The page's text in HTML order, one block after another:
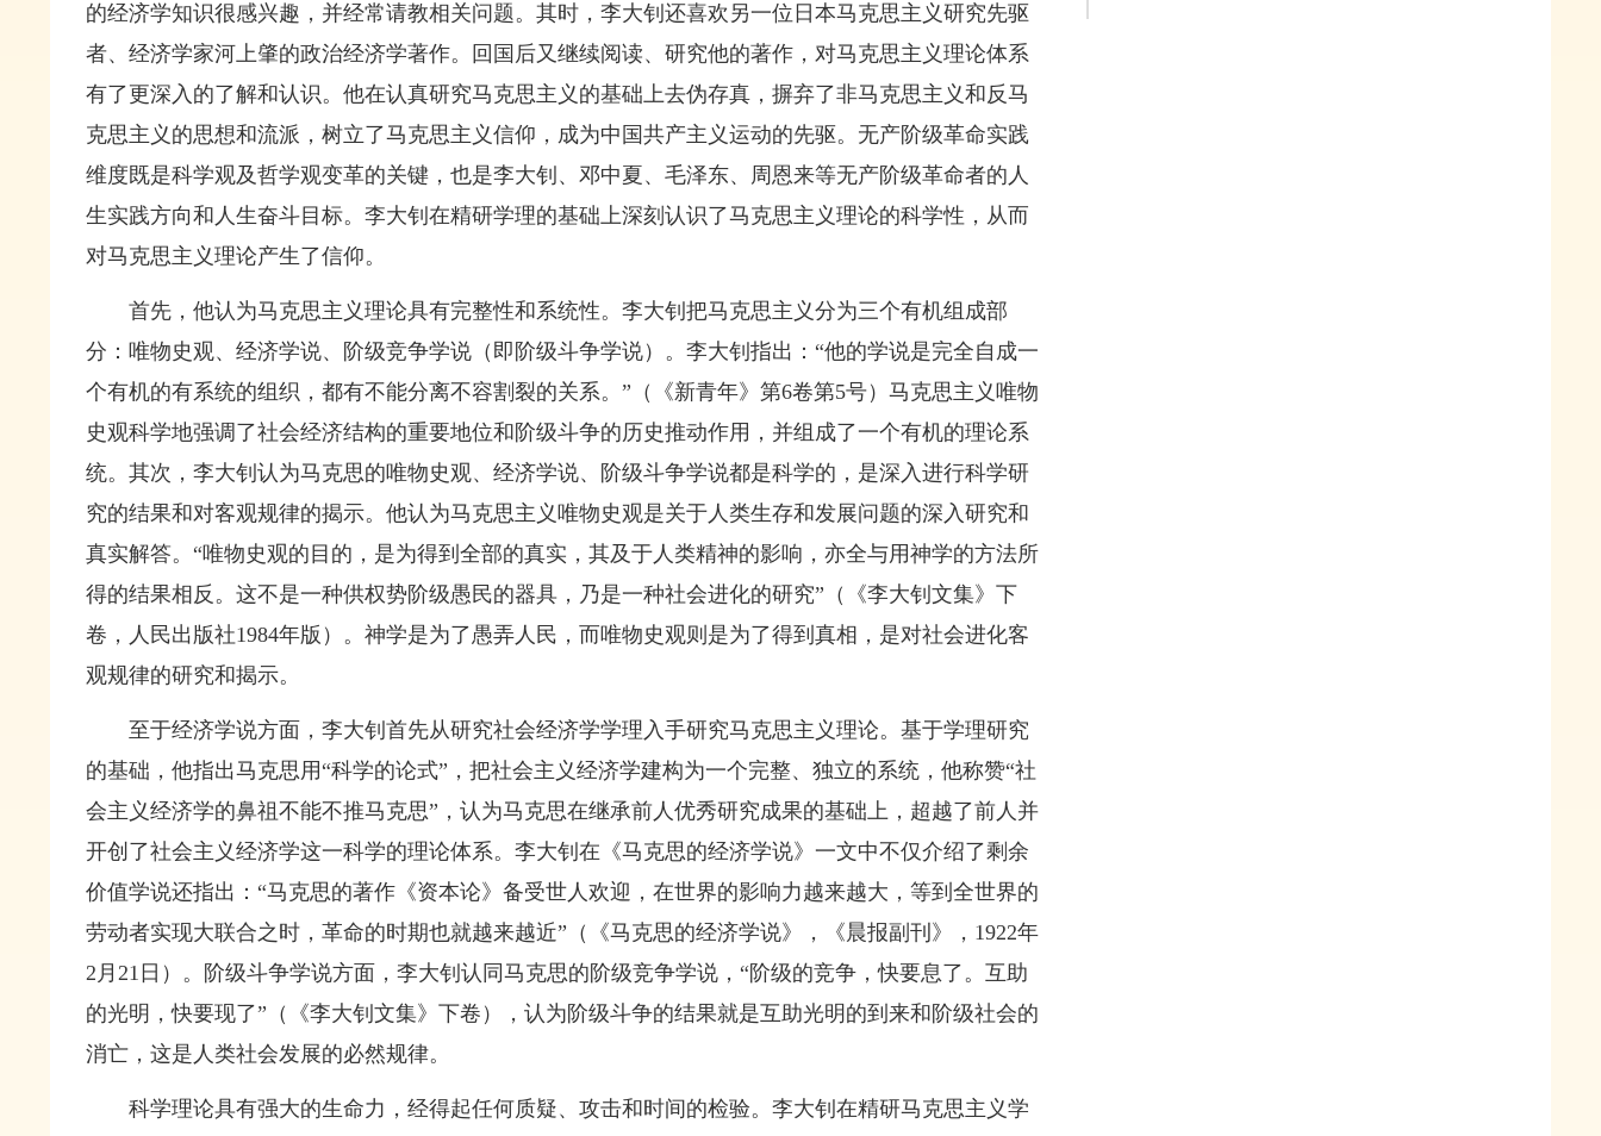
的经济学知识很感兴趣，并经常请教相关问题。其时，李大钊还喜欢另一位日本马克思主义研究先驱
者、经济学家河上肇的政治经济学著作。回国后又继续阅读、研究他的著作，对马克思主义理论体系
有了更深入的了解和认识。他在认真研究马克思主义的基础上去伪存真，摒弃了非马克思主义和反马
克思主义的思想和流派，树立了马克思主义信仰，成为中国共产主义运动的先驱。无产阶级革命实践
维度既是科学观及哲学观变革的关键，也是李大钊、邓中夏、毛泽东、周恩来等无产阶级革命者的人
生实践方向和人生奋斗目标。李大钊在精研学理的基础上深刻认识了马克思主义理论的科学性，从而
对马克思主义理论产生了信仰。
首先，他认为马克思主义理论具有完整性和系统性。李大钊把马克思主义分为三个有机组成部
分：唯物史观、经济学说、阶级竞争学说（即阶级斗争学说）。李大钊指出：“他的学说是完全自成一
个有机的有系统的组织，都有不能分离不容割裂的关系。” （《新青年》第6卷第5号） 马克思主义唯物
史观科学地强调了社会经济结构的重要地位和阶级斗争的历史推动作用，并组成了一个有机的理论系
统。其次，李大钊认为马克思的唯物史观、经济学说、阶级斗争学说都是科学的，是深入进行科学研
究的结果和对客观规律的揭示。他认为马克思主义唯物史观是关于人类生存和发展问题的深入研究和
真实解答。“唯物史观的目的，是为得到全部的真实，其及于人类精神的影响，亦全与用神学的方法所
得的结果相反。这不是一种供权势阶级愚民的器具，乃是一种社会进化的研究” （《李大钊文集》下
卷，人民出版社1984年版） 。神学是为了愚弄人民，而唯物史观则是为了得到真相，是对社会进化客
观规律的研究和揭示。
至于经济学说方面，李大钊首先从研究社会经济学学理入手研究马克思主义理论。基于学理研究
的基础，他指出马克思用“科学的论式”，把社会主义经济学建构为一个完整、独立的系统，他称赞“社
会主义经济学的鼻祖不能不推马克思”，认为马克思在继承前人优秀研究成果的基础上，超越了前人并
开创了社会主义经济学这一科学的理论体系。李大钊在《马克思的经济学说》一文中不仅介绍了剩余
价值学说还指出：“马克思的著作《资本论》备受世人欢迎，在世界的影响力越来越大，等到全世界的
劳动者实现大联合之时，革命的时期也就越来越近” （《马克思的经济学说》，《晨报副刊》，1922年
2月21日） 。阶级斗争学说方面，李大钊认同马克思的阶级竞争学说，“阶级的竞争，快要息了。互助
的光明，快要现了” （《李大钊文集》下卷）
，认为阶级斗争的结果就是互助光明的到来和阶级社会的
消亡，这是人类社会发展的必然规律。
科学理论具有强大的生命力，经得起任何质疑、攻击和时间的检验。李大钊在精研马克思主义学